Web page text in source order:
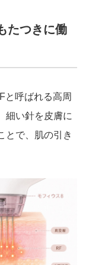
たつきに働
と呼ばれる高周
細い針を皮膚に
とで、肌の引き